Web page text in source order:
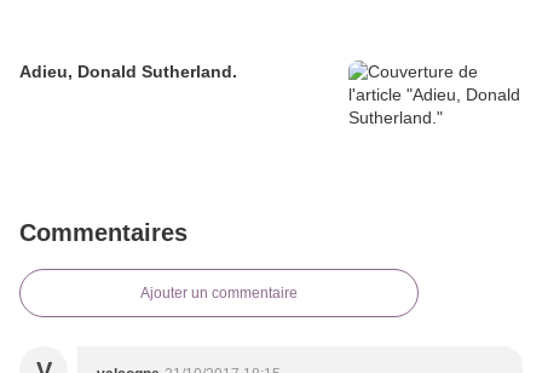
Adieu, Donald Sutherland.
Commentaires
Ajouter un commentaire